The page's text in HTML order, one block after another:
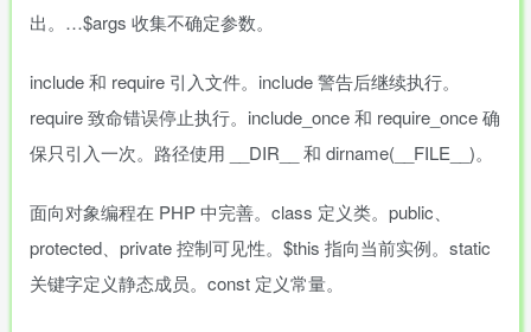
出。…$args 收集不确定参数。
include 和 require 引入文件。include 警告后继续执行。
require 致命错误停止执行。include_once 和 require_once 确
保只引入一次。路径使用 __DIR__ 和 dirname(__FILE__)。
面向对象编程在 PHP 中完善。class 定义类。public、
protected、private 控制可见性。$this 指向当前实例。static
关键字定义静态成员。const 定义常量。